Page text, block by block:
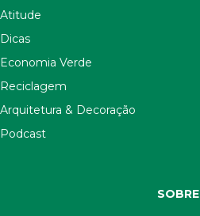
Atitude
Dicas
Economia Verde
Reciclagem
Arquitetura & Decoração
Podcast
SOBRE